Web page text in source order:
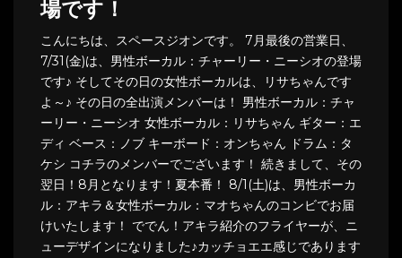
場です！
こんにちは、スペースジオンです。 7月最後の営業日、
7/31(金)は、男性ボーカル：チャーリー・ニーシオの登場
です♪ そしてその日の女性ボーカルは、リサちゃんです
よ～♪ その日の全出演メンバーは！ 男性ボーカル：チャ
ーリー・ニーシオ 女性ボーカル：リサちゃん ギター：エ
ディ ベース：ノブ キーボード：オンちゃん ドラム：タ
ケシ コチラのメンバーでございます！ 続きまして、その
翌日！8月となります！夏本番！ 8/1(土)は、男性ボーカ
ル：アキラ＆女性ボーカル：マオちゃんのコンビでお届
けいたします！ ででん！アキラ紹介のフライヤーが、ニ
ューデザインになりました♪カッチョエエ感じであります